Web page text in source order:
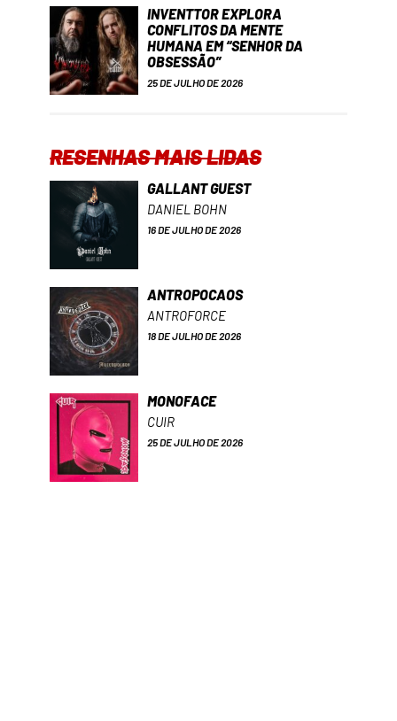
INVENTTOR EXPLORA
CONFLITOS DA MENTE
HUMANA EM “SENHOR DA
OBSESSÃO”
25 DE JULHO DE 2026
RESENHAS MAIS LIDAS
GALLANT GUEST
DANIEL BOHN
16 DE JULHO DE 2026
ANTROPOCAOS
ANTROFORCE
18 DE JULHO DE 2026
MONOFACE
CUIR
25 DE JULHO DE 2026